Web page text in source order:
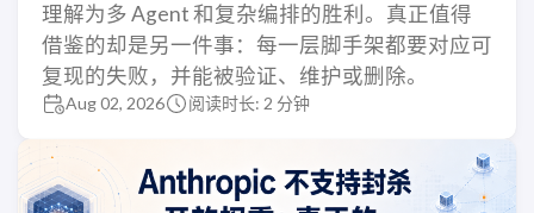
理解为多 Agent 和复杂编排的胜利。真正值得
借鉴的却是另一件事：每一层脚手架都要对应可
复现的失败，并能被验证、维护或删除。
Aug 02, 2026 阅读时长: 2 分钟